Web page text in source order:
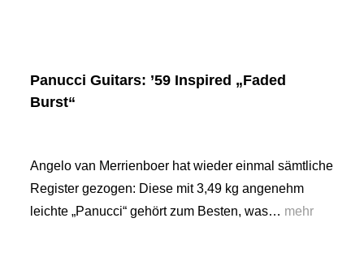
Panucci Guitars: ’59 Inspired „Faded
Burst“
Angelo van Merrienboer hat wieder einmal sämtliche
Register gezogen: Diese mit 3,49 kg angenehm
leichte „Panucci“ gehört zum Besten, was… mehr